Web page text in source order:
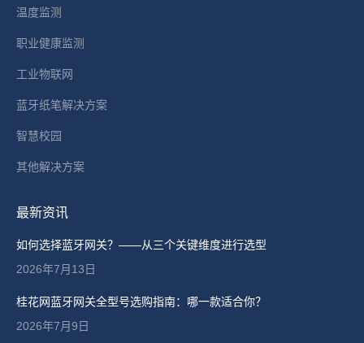
温度监测
职业健康监测
工业物联网
蓝牙纸笔解决方案
智慧校园
其他解决方案
最新资讯
如何选择蓝牙网关？——从三个关键维度进行选型
2026年7月13日
桂花网蓝牙网关全型号选购指南：哪一款适合你？
2026年7月9日